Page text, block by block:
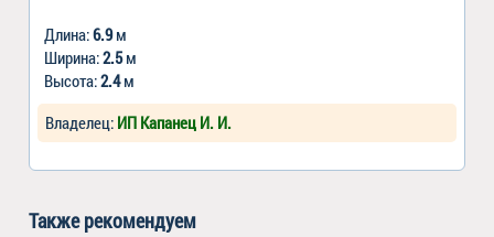
Длина:6.9м
Ширина:2.5м
Высота:2.4м
Владелец: ИП Капанец И. И.
Также рекомендуем